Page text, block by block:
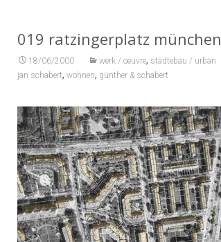
019 ratzingerplatz münchen
18/06/2000 werk / oeuvre, städtebau / urban
jan schabert,wohnen, günther & schabert